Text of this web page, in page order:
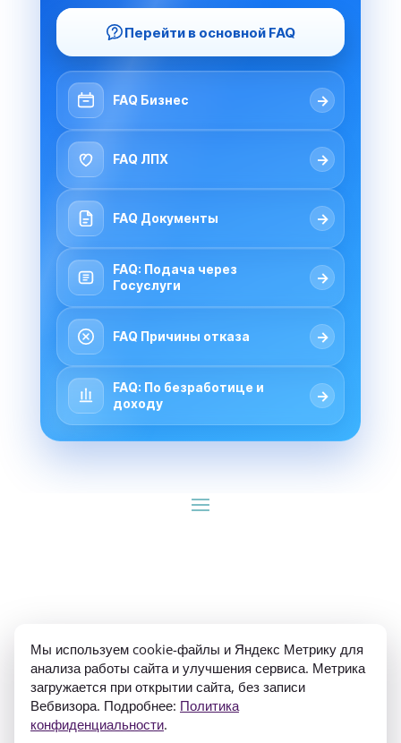
Перейти в основной FAQ
FAQ Бизнес →
FAQ ЛПХ →
FAQ Документы →
FAQ: Подача через
Госуслуги
→
FAQ Причины отказа →
FAQ: По безработице и
доходу
→
ИП Гуляев Е.А. ОГРН 310784709900570 ИНН
781020474307
Мы используем cookie-файлы и Яндекс Метрику для
анализа работы сайта и улучшения сервиса. Метрика
загружается при открытии сайта, без записи
Вебвизора. Подробнее: Политика
конфиденциальности.